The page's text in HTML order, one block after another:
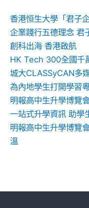
香港恒生大學「君子
企業踐行五德理念 君
創科出海 香港啟航
HK Tech 300全國千
城大CLASSyCAN多
為內地學生打開學習
明報高中生升學博覽
一站式升學資訊 助學
明報高中生升學博覽
溫